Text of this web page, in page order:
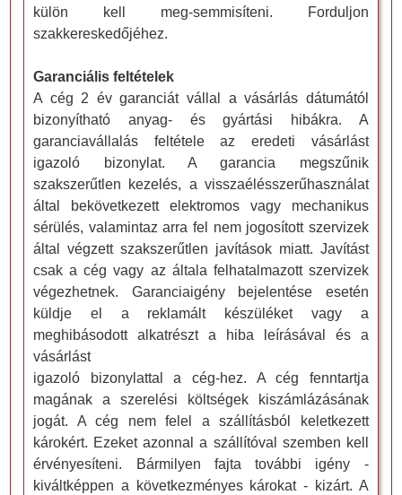
külön kell meg-semmisíteni. Forduljon
szakkereskedőjéhez.
Garanciális feltételek
A cég 2 év garanciát vállal a vásárlás dátumától
bizonyítható anyag- és gyártási hibákra. A
garanciavállalás feltétele az eredeti vásárlást
igazoló bizonylat. A garancia megszűnik
szakszerűtlen kezelés, a visszaélésszerűhasználat
által bekövetkezett elektromos vagy mechanikus
sérülés, valamintaz arra fel nem jogosított szervizek
által végzett szakszerűtlen javítások miatt. Javítást
csak a cég vagy az általa felhatalmazott szervizek
végezhetnek. Garanciaigény bejelentése esetén
küldje el a reklamált készüléket vagy a
meghibásodott alkatrészt a hiba leírásával és a
vásárlást
igazoló bizonylattal a cég-hez. A cég fenntartja
magának a szerelési költségek kiszámlázásának
jogát. A cég nem felel a szállításból keletkezett
károkért. Ezeket azonnal a szállítóval szemben kell
érvényesíteni. Bármilyen fajta további igény -
kiváltképpen a következményes károkat - kizárt. A